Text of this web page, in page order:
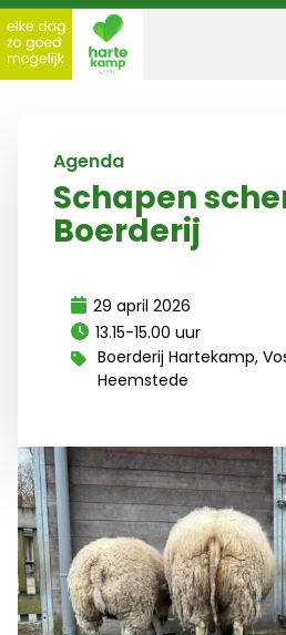
Schapen
Boerderij
Agenda
29 april 2026
13.15-15.00 uur
Boerderij Hartekamp,
Heemstede